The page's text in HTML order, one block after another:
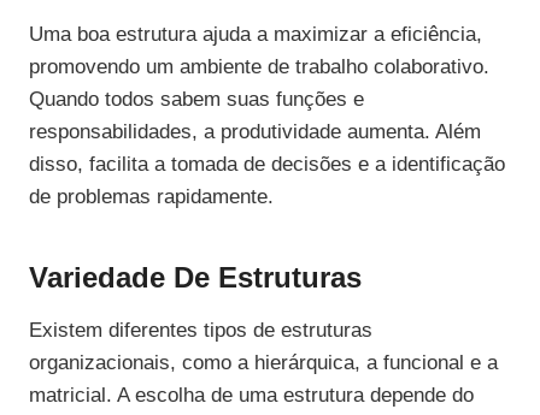
Uma boa estrutura ajuda a maximizar a eficiência,
promovendo um ambiente de trabalho colaborativo.
Quando todos sabem suas funções e
responsabilidades, a produtividade aumenta. Além
disso, facilita a tomada de decisões e a identificação
de problemas rapidamente.
Variedade De Estruturas
Existem diferentes tipos de estruturas
organizacionais, como a hierárquica, a funcional e a
matricial. A escolha de uma estrutura depende do